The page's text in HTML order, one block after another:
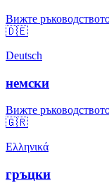
Вижте
🇩🇪
Deutsch
немски
Вижте
🇬🇷
Ελληνικά
гръцки